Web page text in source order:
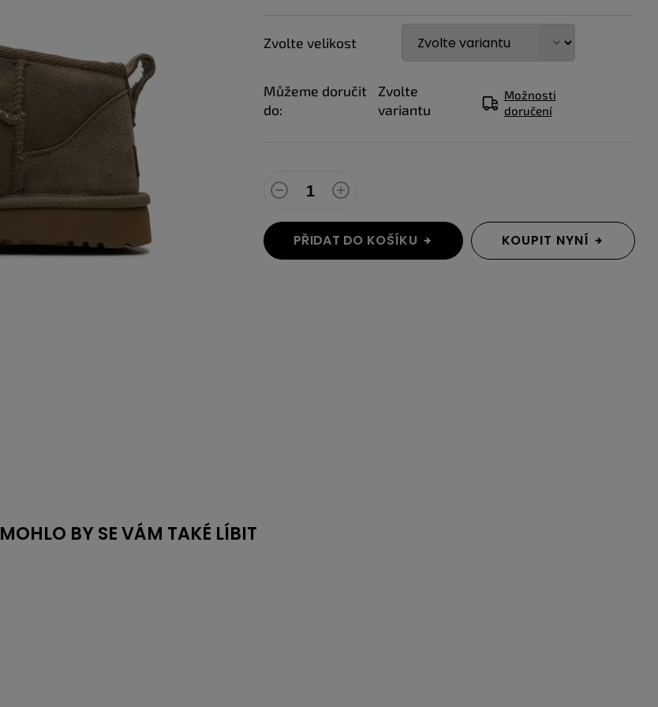
Zvolte velikost
Můžeme doručit
do:
Zvolte
variantu
Možnosti
doručení
PŘIDAT DO KOŠÍKU KOUPIT NYNÍ
MOHLO BY SE VÁM TAKÉ LÍBIT